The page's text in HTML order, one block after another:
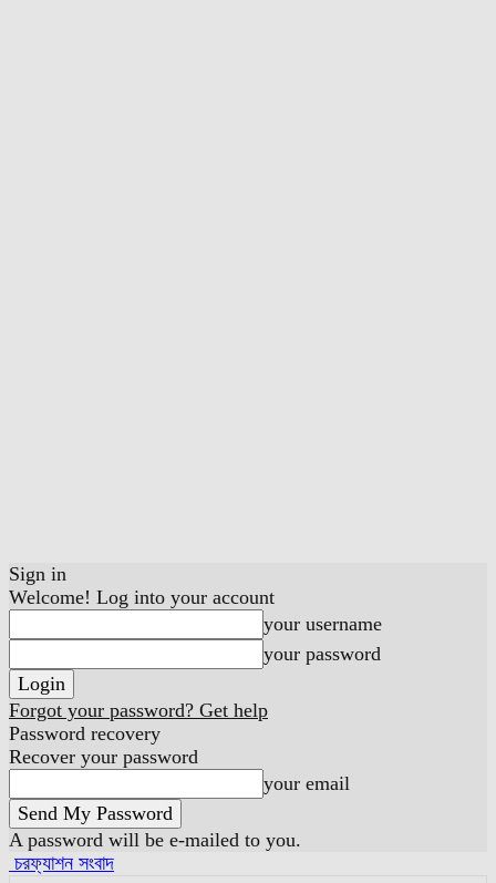
Sign in
Welcome! Log into your account
your username
your password
Forgot your password? Get help
Password recovery
Recover your password
your email
A password will be e-mailed to you.
চরফ্যাশন সংবাদ